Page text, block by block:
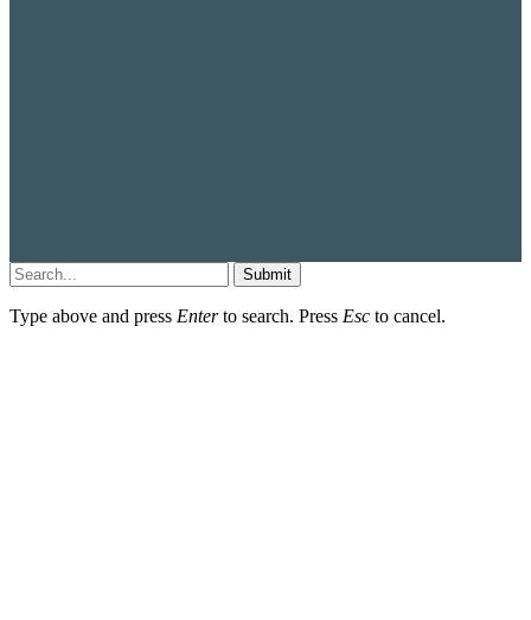
Submit
Type above and press Enterto search. Press Esc to cancel.